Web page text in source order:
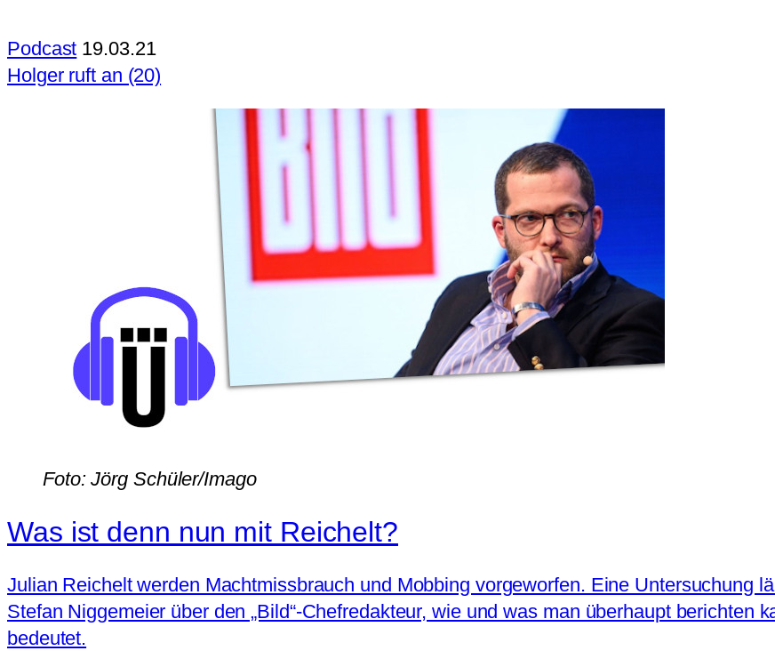
Podcast 19.03.21
Holger ruft an (20)
Foto: Jörg Schüler/Imago
Was ist denn nun mit Reichelt?
Julian Reichelt werden Machtmissbrauch und Mobbing vorgeworfen. Eine Untersuchung
Stefan Niggemeier über den „Bild“-Chefredakteur, wie und was man überhaupt berichten
bedeutet.